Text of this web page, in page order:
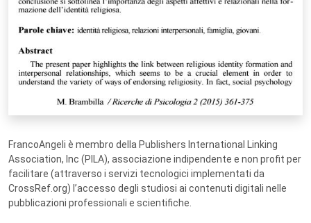
FrancoAngeli è membro della Publishers International Linking
Association, Inc (PILA), associazione indipendente e non profit per
facilitare (attraverso i servizi tecnologici implementati da
CrossRef.org) l’accesso degli studiosi ai contenuti digitali nelle
pubblicazioni professionali e scientifiche.